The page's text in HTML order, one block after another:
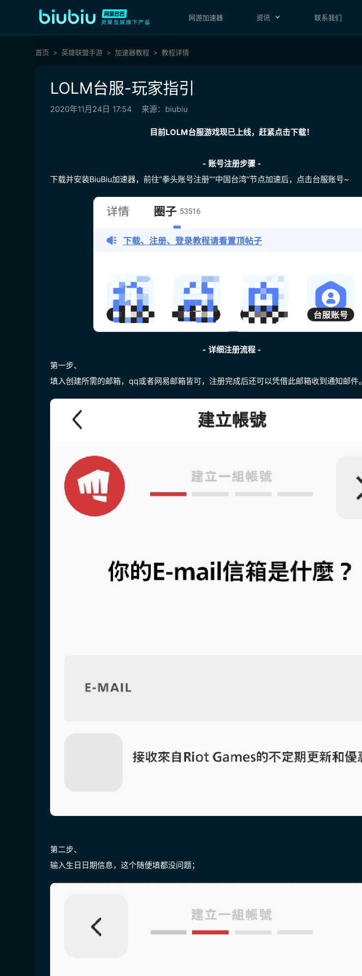
网游加速器 资讯 联系我们
首页 英雄联盟手游 加速器教程 教程详情
LOLM台服-玩家指引
2020年11月24日 17:54 来源：biubiu
目前LOLM台服游戏现已上线，赶紧点击下载！
- 账号注册步骤 -
下载并安装BiuBiu加速器，前往“拳头账号注册”“中国台湾”节点加速后，点击台服账号~
- 详细注册流程 -
第一步、
填入创建所需的邮箱，qq或者网易邮箱皆可，注册完成后还可以凭借此邮箱收到通知邮件。
第二步、
输入生日日期信息，这个随便填都没问题；